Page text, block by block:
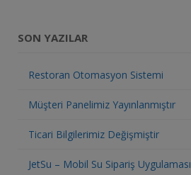
SON YAZILAR
Restoran Otomasyon Sistemi
Müşteri Panelimiz Yayınlanmıştır
Ticari Bilgilerimiz Değişmiştir
JetSu – Mobil Su Sipariş Uygulaması